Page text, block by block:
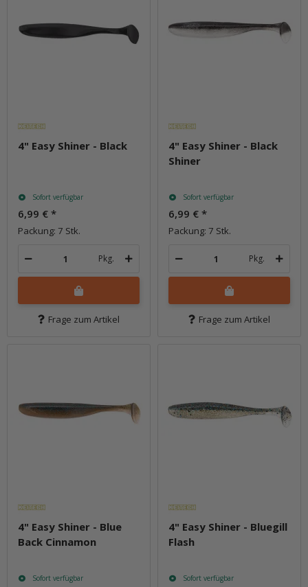
4" Easy Shiner - Black
Sofort verfügbar
6,99 € *
Packung: 7 Stk.
Pkg.
Frage zum Artikel
4" Easy Shiner - Black
Shiner
Sofort verfügbar
6,99 € *
Packung: 7 Stk.
Pkg.
Frage zum Artikel
4" Easy Shiner - Blue
Back Cinnamon
Sofort verfügbar
4" Easy Shiner - Bluegill
Flash
Sofort verfügbar